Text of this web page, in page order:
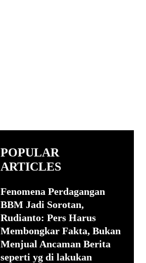
POPULAR
ARTICLES
Fenomena Perdagangan
BBM Jadi Sorotan,
Rudianto: Pers Harus
Membongkar Fakta, Bukan
Menjual Ancaman Berita
seperti yg di lakukan